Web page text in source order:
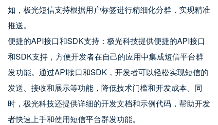
如，极光短信支持根据用户标签进行精细化分群，实现精准
推送。
便捷的API接口和SDK支持：极光科技提供便捷的API接口
和SDK支持，方便开发者在自己的应用中集成短信平台群
发功能。通过API接口和SDK，开发者可以轻松实现短信的
发送、接收和展示等功能，降低技术门槛和开发成本。同
时，极光科技还提供详细的开发文档和示例代码，帮助开发
者快速上手和使用短信平台群发功能。